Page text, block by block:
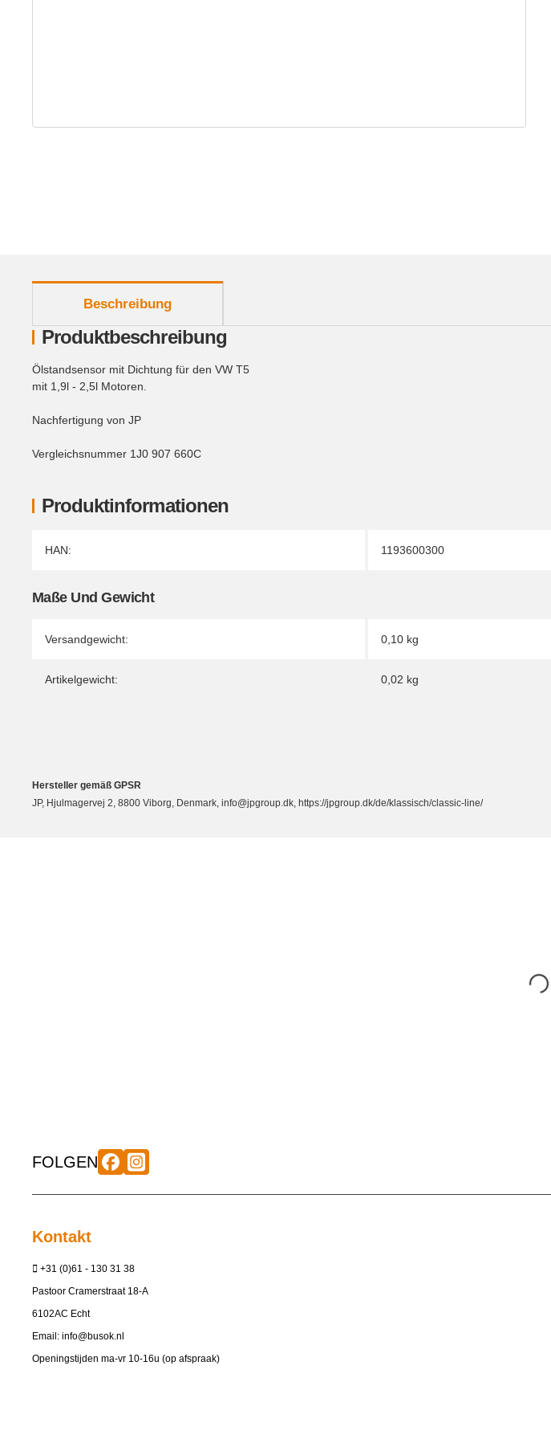
Beschreibung
Produktinformationen
Produkteigenschaft
Wert
HAN: 1193600300
Maße Und Gewicht
Versandgewicht: 0,10 kg
Artikelgewicht: 0,02 kg
Produktbeschreibung
Ölstandsensor mit Dichtung für den VW T5
mit 1,9l - 2,5l Motoren.
Nachfertigung von JP
Vergleichsnummer 1J0 907 660C
Hersteller gemäß GPSR
JP, Hjulmagervej 2, 8800 Viborg, Denmark, info@jpgroup.dk, https://jpgroup.dk/de/klassisch/classic-line/
FOLGEN
Kontakt
+31 (0)61 - 130 31 38
Pastoor Cramerstraat 18-A
6102AC Echt
Email: info@busok.nl
Openingstijden ma-vr 10-16u (op afspraak)